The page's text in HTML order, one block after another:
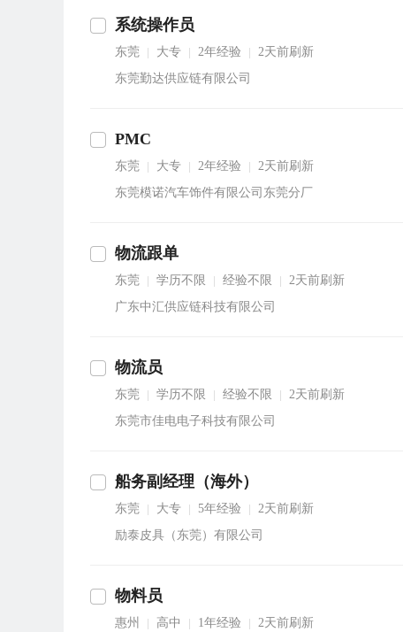
系统操作员
东莞 大专 2年经验
2天前刷新
东莞勤达供应链有限公司
PMC
东莞 大专 2年经验
2天前刷新
东莞模诺汽车饰件有限公司东莞分厂
物流跟单
东莞 学历不限 经验不限
2天前刷新
广东中汇供应链科技有限公司
物流员
东莞 学历不限 经验不限
2天前刷新
东莞市佳电电子科技有限公司
船务副经理（海外）
东莞 大专 5年经验
2天前刷新
励泰皮具（东莞）有限公司
物料员
惠州 高中 1年经验 2天前刷新